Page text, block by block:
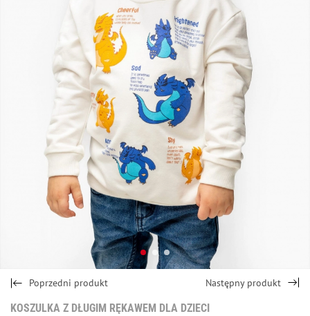
Poprzedni produkt Następny produkt
KOSZULKA Z DŁUGIM RĘKAWEM DLA DZIECI